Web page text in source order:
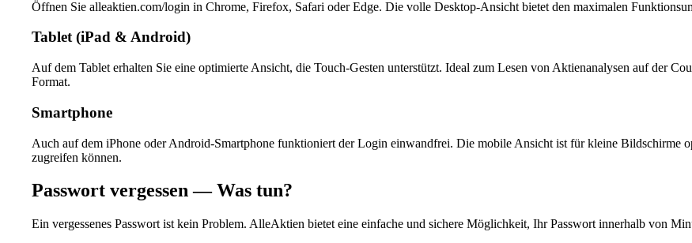
Öffnen Sie alleaktien.com/login in Chrome, Firefox, Safari oder Edge. Die volle Desktop-Ansicht bietet den maximalen
Tablet (iPad & Android)
Auf dem Tablet erhalten Sie eine optimierte Ansicht, die Touch-Gesten unterstützt. Ideal zum Lesen von Aktienanalysen auf der
Format.
Smartphone
Auch auf dem iPhone oder Android-Smartphone funktioniert der Login einwandfrei. Die mobile Ansicht ist für kleine Bildschirme
zugreifen können.
Passwort vergessen — Was tun?
Ein vergessenes Passwort ist kein Problem. AlleAktien bietet eine einfache und sichere Möglichkeit, Ihr Passwort innerhalb von